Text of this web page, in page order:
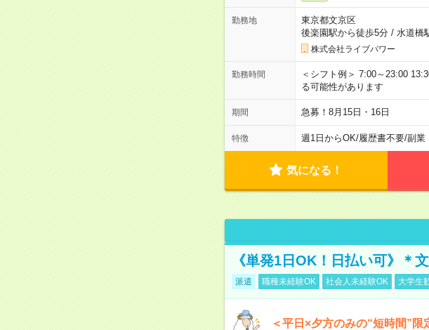
勤務地
東京都文京区
後楽園駅から徒歩5分/ 水道橋
株式会社ライブパワー
勤務時間
＜シフト例＞ 7:00～23:00
る可能性があります
期間 急募！8月15日・16日
特徴 週1日からOK/履歴書不要/副業
気になる！
《単発1日OK！日払い可》＊
派遣 職種未経験OK 社会人未経験OK 大学生
＜平日×夕方のみの“短時間”